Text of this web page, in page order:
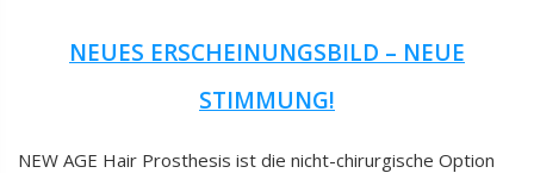
NEUES ERSCHEINUNGSBILD – NEUE
STIMMUNG!
NEW AGE Hair Prosthesis ist die nicht-chirurgische Option